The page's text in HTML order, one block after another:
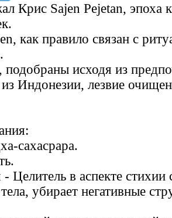
Крис Sajen Pejetan, эпоха
как правило связан с
исходя из
Индонезии, лезвие
сахасрара.
- Целитель в аспекте
убирает негативные